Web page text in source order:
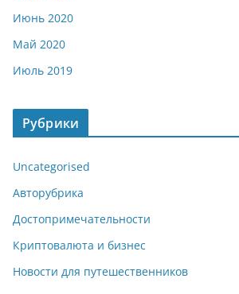
Июнь 2020
Май 2020
Июль 2019
Рубрики
Uncategorised
Авторубрика
Достопримечательности
Криптовалюта и бизнес
Новости для путешественников